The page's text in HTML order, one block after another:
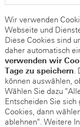
Wir verwenden
Webseite und
Diese Cookies sind
daher automatisch
verwenden wir
Tage zu speichern.
können auswählen,
Wählen Sie dazu
Entscheiden Sie
Cookies, dann
ablehnen". Weitere